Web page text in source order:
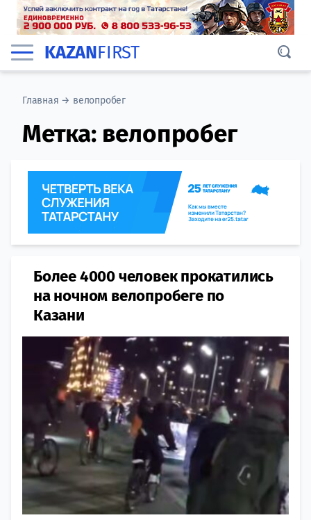
KAZANFIRST
Главная → велопробег
Метка: велопробег
Более 4000 человек прокатились
на ночном велопробеге по
Казани